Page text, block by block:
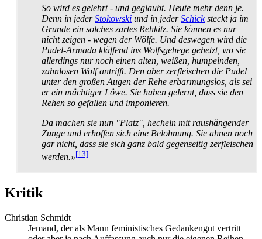
So wird es gelehrt - und geglaubt. Heute mehr denn je.
Denn in jederStokowski und in jederSchicksteckt ja im
Grunde ein solches zartes Rehkitz. Sie können es nur
nicht zeigen - wegen der Wölfe. Und deswegen wird die
Pudel-Armada kläffend ins Wolfsgehege gehetzt, wo sie
allerdings nur noch einen alten, weißen, humpelnden,
zahnlosen Wolf antrifft. Den aber zerfleischen die Pudel
unter den großen Augen der Rehe erbarmungslos, als sei
er ein mächtiger Löwe. Sie haben gelernt, dass sie den
Rehen so gefallen und imponieren.
Da machen sie nun "Platz", hecheln mit raushängender
Zunge und erhoffen sich eine Belohnung. Sie ahnen noch
gar nicht, dass sie sich ganz bald gegenseitig zerfleischen
werden.»[13]
Kritik
Christian Schmidt
Jemand, der als Mann feministisches Gedankengut vertritt